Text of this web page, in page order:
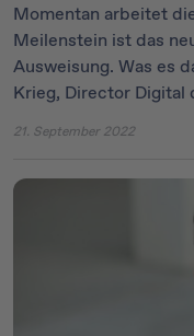
Momentan arbeitet
Meilenstein ist das
Ausweisung. Was es
Krieg, Director Digital
21. September 2022